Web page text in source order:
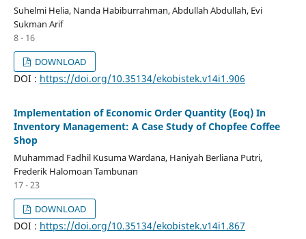
Suhelmi Helia, Nanda Habiburrahman, Abdullah Abdullah, Evi
Sukman Arif
8 - 16
DOWNLOAD
DOI : https://doi.org/10.35134/ekobistek.v14i1.906
Implementation of Economic Order Quantity (Eoq) In
Inventory Management: A Case Study of Chopfee Coffee
Shop
Muhammad Fadhil Kusuma Wardana, Haniyah Berliana Putri,
Frederik Halomoan Tambunan
17 - 23
DOWNLOAD
DOI : https://doi.org/10.35134/ekobistek.v14i1.867